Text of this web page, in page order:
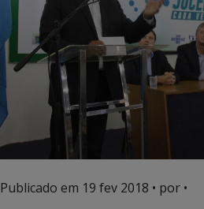
Publicado em 19 fev 2018 • por •